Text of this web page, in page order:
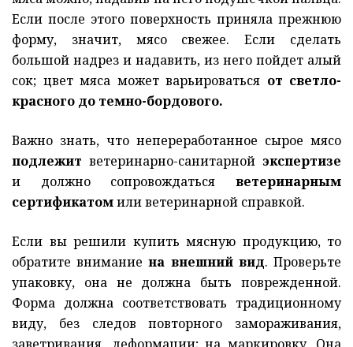
Если после этого поверхность приняла прежнюю
форму, значит, мясо свежее. Если сделать
большой надрез и надавить, из него пойдет алый
сок; цвет мяса может варьироваться от светло-
красного до темно-бордового.
Важно знать, что непереработанное сырое мясо
подлежит ветеринарно-санитарной экспертизе
и должно сопровождаться ветеринарным
сертификатомили ветеринарной справкой.
Если вы решили купить мясную продукцию, то
обратите вниманиена внешний вид. Проверьте
упаковку, она не должна быть поврежденной.
Форма должна соответствовать традиционному
виду, без следов повторного замораживания,